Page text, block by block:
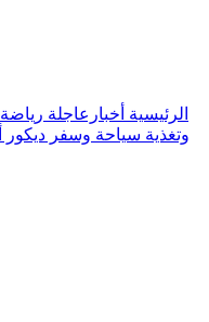
الرئيسية أخبارعاجلة رياضة
وتغذية سياحة وسفر ديكور